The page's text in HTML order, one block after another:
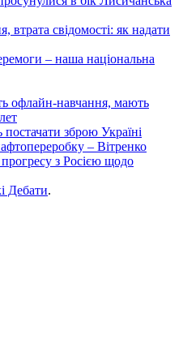
свідомості: як надати
– наша національна
офлайн-навчання, мають
зброю Україні
– Вітренко
з Росією щодо
Дебати.